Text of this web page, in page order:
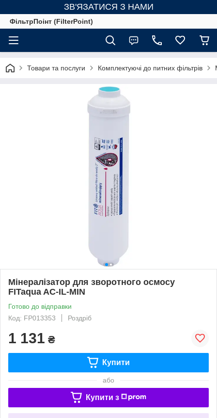
ЗВ'ЯЗАТИСЯ З НАМИ
ФільтрПоінт (FilterPoint)
Товари та послуги Комплектуючі до питних фільтрів
Мінералізатор для зворотного осмосу
FITaqua AC-IL-MIN
Готово до відправки
Код: FP013353
Роздріб
1 131 ₴
Купити
або
Купити з